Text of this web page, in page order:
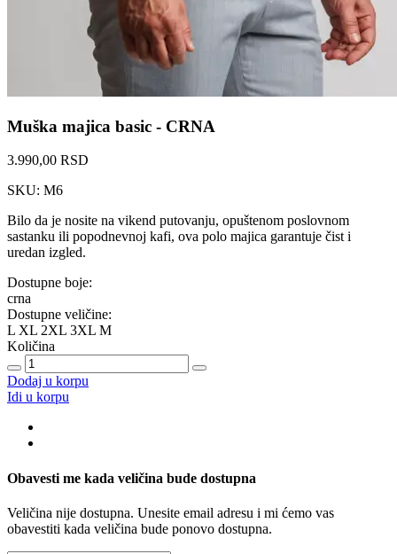
Muška majica basic - CRNA
3.990,00 RSD
SKU: M6
Bilo da je nosite na vikend putovanju, opuštenom poslovnom
sastanku ili popodnevnoj kafi, ova polo majica garantuje čist i
uredan izgled.
Dostupne boje:
crna
Dostupne veličine:
L XL 2XL 3XL M
Količina
Dodaj u korpu
Idi u korpu
Obavesti me kada veličina bude dostupna
Veličina nije dostupna. Unesite email adresu i mi ćemo vas
obavestiti kada veličina bude ponovo dostupna.